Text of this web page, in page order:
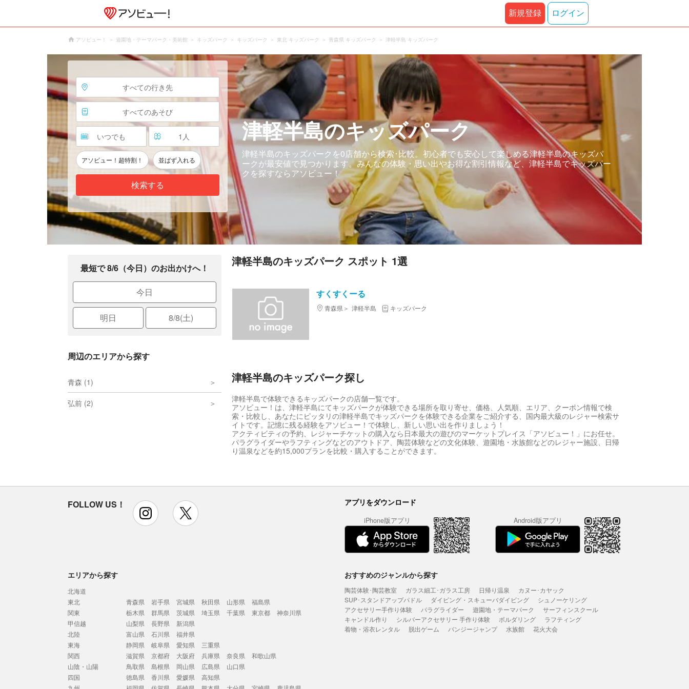
新規登録 ログイン
アソビュー！ 遊園地・テーマパーク・美術館 キッズパーク キッズパーク 東北 キッズパーク 青森県 キッズパーク 津軽半島 キッズパーク
すべての行き先
すべてのあそび
いつでも 1 人
アソビュー！超特割！ 並ばず入れる
検索する
津軽半島のキッズパーク
津軽半島のキッズパークを0店舗から検索･比較。初心者でも安心して楽しめる津軽半島のキッズパ
ークが最安値で見つかります。みんなの体験・思い出やお得な割引情報など、津軽半島でキッズパー
クを探すならアソビュー！
最短で 8/6（今日）のお出かけへ！
今日
明日 8/8(土)
周辺のエリアから探す
青森 (1)
弘前 (2)
津軽半島のキッズパーク スポット 1選
すくすくーる
青森県 津軽半島 キッズパーク
津軽半島のキッズパーク探し
津軽半島で体験できるキッズパークの店舗一覧です。
アソビュー！は、津軽半島にてキッズパークが体験できる場所を取り寄せ、価格、人気順、エリア、クーポン情報で検
索・比較し、あなたにピッタリの津軽半島でキッズパークを体験できる企業をご紹介する、国内最大級のレジャー検索サ
イトです。記憶に残る経験をアソビュー！で体験し、新しい思い出を作りましょう！
アクティビティの予約、レジャーチケットの購入なら日本最大の遊びのマーケットプレイス「アソビュー！」にお任せ。
パラグライダーやラフティングなどのアウトドア、陶芸体験などの文化体験、遊園地・水族館などのレジャー施設、日帰
り温泉などを約15,000プランを比較・購入することができます。
FOLLOW US！ instagram アプリをダウンロード
iPhone版アプリ Android版アプリ
エリアから探す
北海道
東北
青森県 岩手県 宮城県 秋田県 山形県
福島県
関東
栃木県 群馬県 茨城県 埼玉県 千葉県 東京都
神奈川県
甲信越
山梨県 長野県
新潟県
北陸
富山県 石川県
福井県
東海
静岡県 岐阜県 愛知県
三重県
関西
滋賀県 京都府 大阪府 兵庫県 奈良県
和歌山県
山陰・山陽
鳥取県 島根県 岡山県 広島県
山口県
四国
徳島県 香川県 愛媛県
高知県
おすすめのジャンルから探す
陶芸体験･陶芸教室 ガラス細工･ガラス工房 日帰り温泉
カヌー･カヤック
SUP･スタンドアップパドル
ダイビング・スキューバダイビング
シュノーケリング
アクセサリー手作り体験
パラグライダー 遊園地・テーマパーク
サーフィンスクール
キャンドル作り
シルバーアクセサリー 手作り体験 ボルダリング
ラフティング
着物・浴衣レンタル
脱出ゲーム バンジージャンプ 水族館 花火大会